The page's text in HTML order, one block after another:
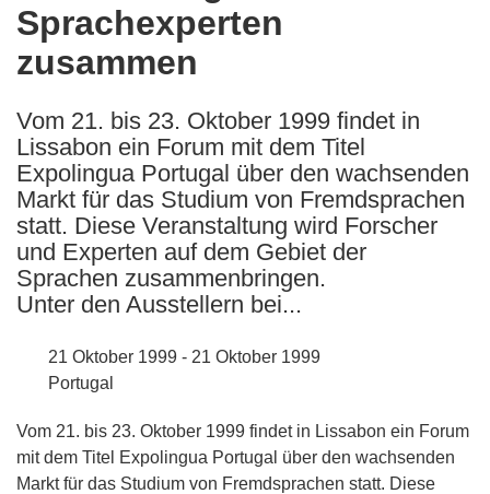
following
languages:
Sprachexperten
zusammen
Vom 21. bis 23. Oktober 1999 findet in
Lissabon ein Forum mit dem Titel
Expolingua Portugal über den wachsenden
Markt für das Studium von Fremdsprachen
statt. Diese Veranstaltung wird Forscher
und Experten auf dem Gebiet der
Sprachen zusammenbringen.
Unter den Ausstellern bei...
21 Oktober 1999 - 21 Oktober 1999
Portugal
Vom 21. bis 23. Oktober 1999 findet in Lissabon ein Forum
mit dem Titel Expolingua Portugal über den wachsenden
Markt für das Studium von Fremdsprachen statt. Diese